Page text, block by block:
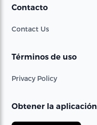
Contacto
Contact Us
Términos de uso
Privacy Policy
Obtener la aplicación